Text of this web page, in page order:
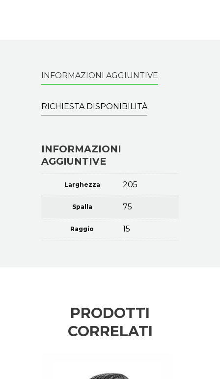
INFORMAZIONI AGGIUNTIVE
RICHIESTA DISPONIBILITÀ
INFORMAZIONI
AGGIUNTIVE
Larghezza 205
Spalla 75
Raggio 15
PRODOTTI
CORRELATI